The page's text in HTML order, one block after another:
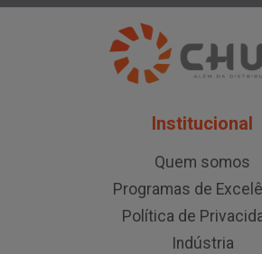
Institucional
Quem somos
Programas de
Política de
Indústria